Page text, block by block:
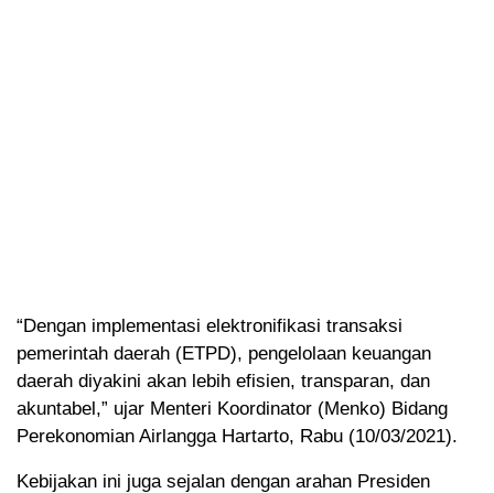
“Dengan implementasi elektronifikasi transaksi
pemerintah daerah (ETPD), pengelolaan keuangan
daerah diyakini akan lebih efisien, transparan, dan
akuntabel,” ujar Menteri Koordinator (Menko) Bidang
Perekonomian Airlangga Hartarto, Rabu (10/03/2021).
Kebijakan ini juga sejalan dengan arahan Presiden